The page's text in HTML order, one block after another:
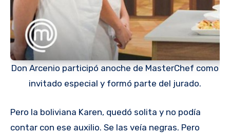
Don Arcenio participó anoche de MasterChef como
invitado especial y formó parte del jurado.
Pero la boliviana Karen, quedó solita y no podía
contar con ese auxilio. Se las veía negras. Pero